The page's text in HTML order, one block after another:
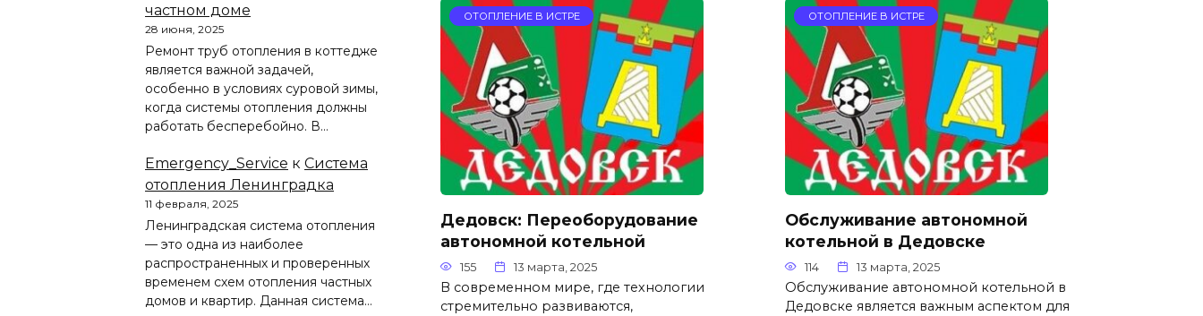
ОТОПЛЕНИЕ В ИСТРЕ
Дедовск: Переоборудование
автономной котельной
155 13 марта, 2025
В современном мире, где технологии
стремительно развиваются,
ОТОПЛЕНИЕ В ИСТРЕ
Обслуживание автономной
котельной в Дедовске
114 13 марта, 2025
Обслуживание автономной котельной в
Дедовске является важным аспектом для
частном доме
28 июня, 2025
Ремонт труб отопления в коттедже
является важной задачей,
особенно в условиях суровой зимы,
когда системы отопления должны
работать бесперебойно. В…
Emergency_Service к Система
отопления Ленинградка
11 февраля, 2025
Ленинградская система отопления
— это одна из наиболее
распространенных и проверенных
временем схем отопления частных
домов и квартир. Данная система…